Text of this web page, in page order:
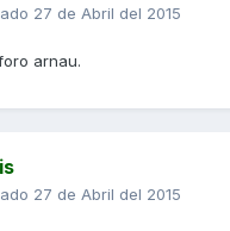
27 de Abril del 2015
arnau.
27 de Abril del 2015